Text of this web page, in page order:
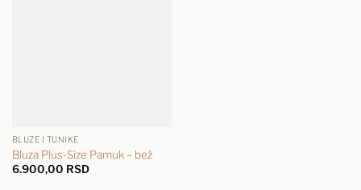
BLUZE I TUNIKE
Bluza Plus-Size Pamuk – bež
6.900,00 RSD